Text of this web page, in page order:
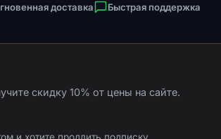
доставка Быстрая поддержка
скидку 10% от цены на сайте.
и хотите продлить подписку